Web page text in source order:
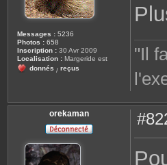
Messages : 5236
Photos : 658
Inscription : 30 Avr 2009
Localisation : Margeride est
donnés / reçus
"Il
orekaman